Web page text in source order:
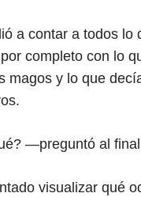
a contar a todos lo
completo con lo
magos y lo que
—preguntó al
visualizar qué